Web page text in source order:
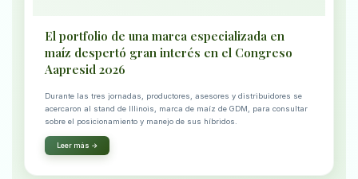
El portfolio de una marca especializada en
maíz despertó gran interés en el Congreso
Aapresid 2026
Durante las tres jornadas, productores, asesores y distribuidores se
acercaron al stand de Illinois, marca de maíz de GDM, para consultar
sobre el posicionamiento y manejo de sus híbridos.
Leer más →